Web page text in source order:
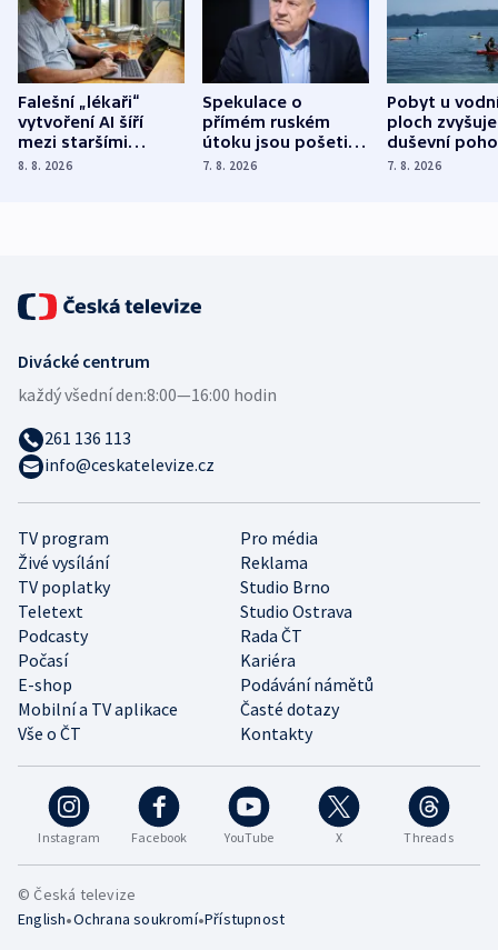
Falešní „lékaři“
vytvoření AI šíří
mezi staršími
Poláky nebezpečné
8. 8. 2026
Spekulace o
přímém ruském
útoku jsou pošetilé,
míní estonský
7. 8. 2026
Pobyt u
ploch zvyšuje
duševní
ukázala
7. 8. 2026
Instagram Facebook YouTube X Threads
TV program
Pro média
Živé vysílání
Reklama
TV poplatky
Studio Brno
Teletext
Studio Ostrava
Podcasty
Rada ČT
Počasí
Kariéra
E-shop
Podávání námětů
Mobilní a TV aplikace
Časté dotazy
Vše o ČT
Kontakty
Divácké centrum
každý všední den:8:00—16:00 hodin
261 136 113
info@ceskatelevize.cz
© Česká televize
English•Ochrana soukromí•Přístupnost